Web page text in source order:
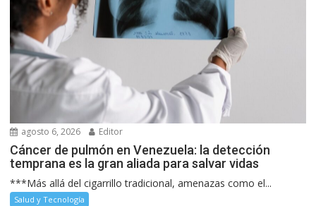
agosto 6, 2026 Editor
Cáncer de pulmón en Venezuela: la detección
temprana es la gran aliada para salvar vidas
***Más allá del cigarrillo tradicional, amenazas como el...
Salud y Tecnología